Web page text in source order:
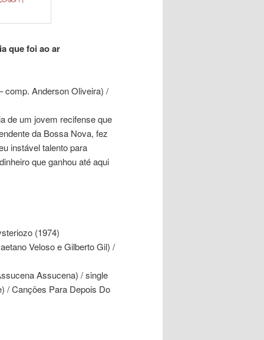
que foi ao ar
comp. Anderson Oliveira) /
de um jovem recifense que
da Bossa Nova, fez
instável talento para
que ganhou até aqui
(1974)
Veloso e Gilberto Gil) /
Assucena) / single
/ Canções Para Depois Do